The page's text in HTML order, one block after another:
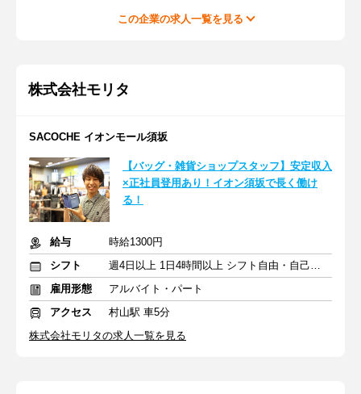
この企業の求人一覧を見る
株式会社モリタ
SACOCHE イオンモール須坂
【バッグ・雑貨ショップスタッフ】安定収入
×正社員登用あり！イオン須坂で長く働け
る！
給与
時給1300円
シフト
週4日以上 1日4時間以上 シフト自由・自己申告
雇用形態
アルバイト・パート
アクセス
村山駅 車5分
株式会社モリタの求人一覧を見る